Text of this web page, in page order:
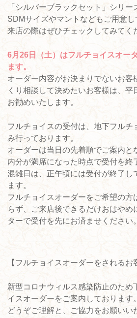
「シルバーブラックセット」シリー
SDMサイズやマントなどもご用意
来店の際はぜひチェックしてみてく
6月26日（土）はフルチョイスオー
ます。
オーダー内容がお決まりでないお客
くり相談して決めたいお客様は、平
お勧めいたします。
フルチョイスの受付は、地下フルチ
み行っております。
オーダーは当日の先着順でご案内と
内分が満席になった時点で受付を終
混雑日は、正午頃には受付が終了し
ます。
フルチョイスオーダーをご希望の方
らず、ご来店後できるだけおはやめ
ターで受付を先にお済ませください。
【フルチョイスオーダーをされるお
新型コロナウィルス感染防止のため
イスオーダーをご案内しております。
どうぞご理解と、ご協力をお願いい